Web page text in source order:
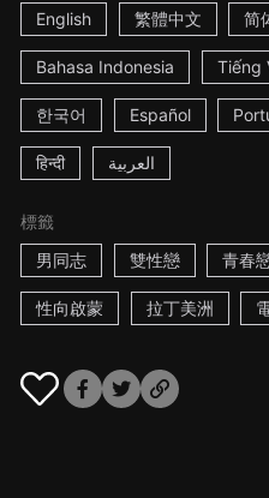
English 繁體中文 简
Bahasa Indonesia Tiếng
한국어 Español
हिन्दी العربية
標籤
男同志
雙性戀 青春
性向啟蒙 拉丁美洲